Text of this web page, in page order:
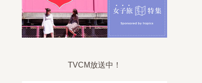
TVCM放送中！